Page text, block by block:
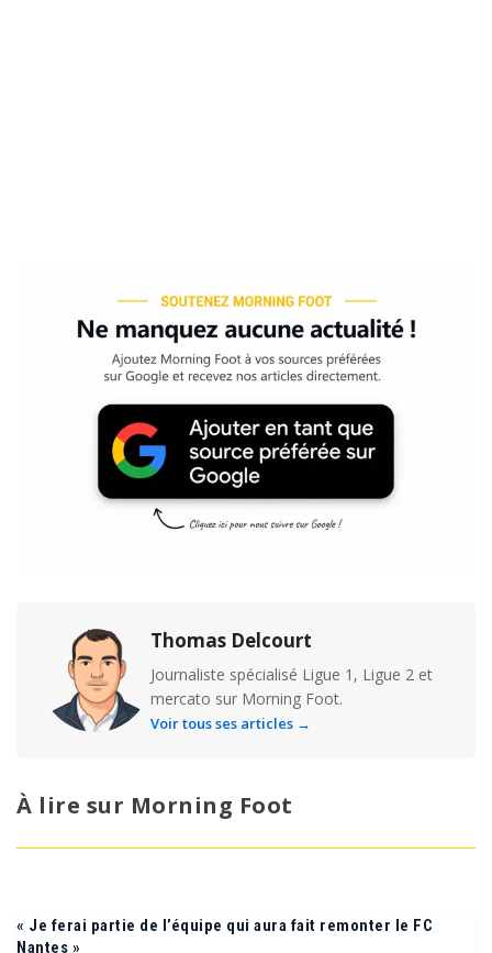
Thomas Delcourt
Journaliste spécialisé Ligue 1, Ligue 2 et
mercato sur Morning Foot.
Voir tous ses articles →
À lire sur Morning Foot
« Je ferai partie de l’équipe qui aura fait remonter le FC